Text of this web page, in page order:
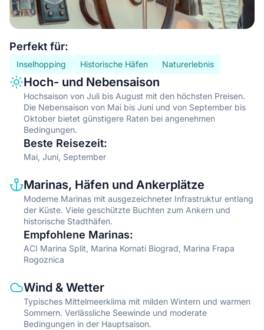
Perfekt für:
Inselhopping Historische Häfen Naturerlebnis
Essential information
Information type
Hoch- und Nebensaison
Description
Hochsaison von Juli bis August mit den höchsten Preisen.
Die Nebensaison von Mai bis Juni und von September bis
Oktober bietet günstigere Raten bei angenehmen
Bedingungen.
Beste Reisezeit:
Mai, Juni, September
Information type
Marinas, Häfen und Ankerplätze
Description
Moderne Marinas mit ausgezeichneter Infrastruktur entlang
der Küste. Viele geschützte Buchten zum Ankern und
historische Stadthäfen.
Empfohlene Marinas:
ACI Marina Split, Marina Kornati Biograd, Marina Frapa
Rogoznica
Information type
Wind & Wetter
Description
Typisches Mittelmeerklima mit milden Wintern und warmen
Sommern. Verlässliche Seewinde und moderate
Bedingungen in der Hauptsaison.